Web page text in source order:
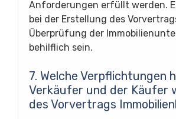
Anforderungen erfüllt werden.
bei der Erstellung des
Überprüfung der
behilflich sein.
7. Welche Verpflichtungen
Verkäufer und der Käufer
des Vorvertrags